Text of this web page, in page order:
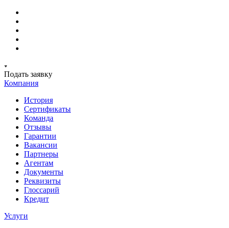
Подать заявку
Компания
История
Сертификаты
Команда
Отзывы
Гарантии
Вакансии
Партнеры
Агентам
Документы
Реквизиты
Глоссарий
Кредит
Услуги